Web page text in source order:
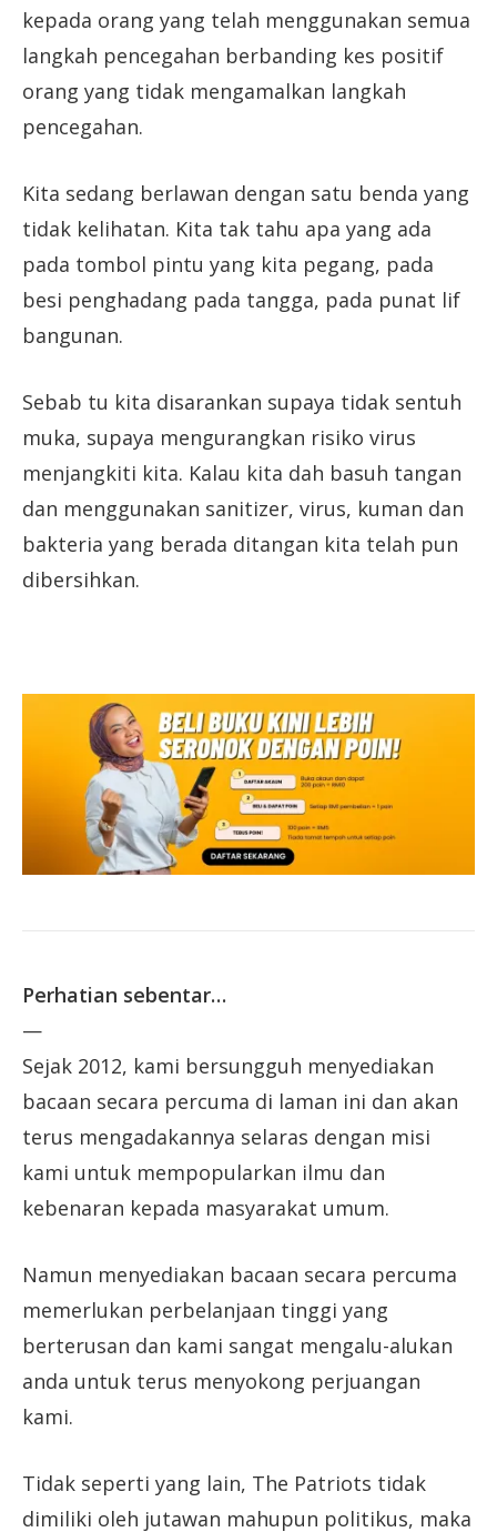
kepada orang yang telah menggunakan semua
langkah pencegahan berbanding kes positif
orang yang tidak mengamalkan langkah
pencegahan.
Kita sedang berlawan dengan satu benda yang
tidak kelihatan. Kita tak tahu apa yang ada
pada tombol pintu yang kita pegang, pada
besi penghadang pada tangga, pada punat lif
bangunan.
Sebab tu kita disarankan supaya tidak sentuh
muka, supaya mengurangkan risiko virus
menjangkiti kita. Kalau kita dah basuh tangan
dan menggunakan sanitizer, virus, kuman dan
bakteria yang berada ditangan kita telah pun
dibersihkan.
Perhatian sebentar…
—
Sejak 2012, kami bersungguh menyediakan
bacaan secara percuma di laman ini dan akan
terus mengadakannya selaras dengan misi
kami untuk mempopularkan ilmu dan
kebenaran kepada masyarakat umum.
Namun menyediakan bacaan secara percuma
memerlukan perbelanjaan tinggi yang
berterusan dan kami sangat mengalu-alukan
anda untuk terus menyokong perjuangan
kami.
Tidak seperti yang lain, The Patriots tidak
dimiliki oleh jutawan mahupun politikus, maka